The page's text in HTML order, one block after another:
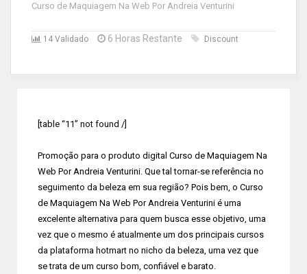
Curso de Maquiagem Na Web Por Andreia Venturini
14 Validado 6 Horas Restante Discount
[table “11” not found /]
Promoção para o produto digital Curso de Maquiagem Na
Web Por Andreia Venturini. Que tal tornar-se referência no
seguimento da beleza em sua região? Pois bem, o Curso
de Maquiagem Na Web Por Andreia Venturini é uma
excelente alternativa para quem busca esse objetivo, uma
vez que o mesmo é atualmente um dos principais cursos
da plataforma hotmart no nicho da beleza, uma vez que
se trata de um curso bom, confiável e barato.